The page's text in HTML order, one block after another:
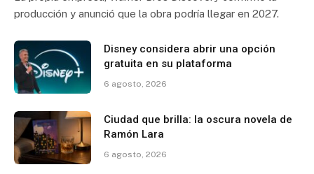
producción y anunció que la obra podría llegar en 2027.
Disney considera abrir una opción
gratuita en su plataforma
6 agosto, 2026
Ciudad que brilla: la oscura novela de
Ramón Lara
6 agosto, 2026